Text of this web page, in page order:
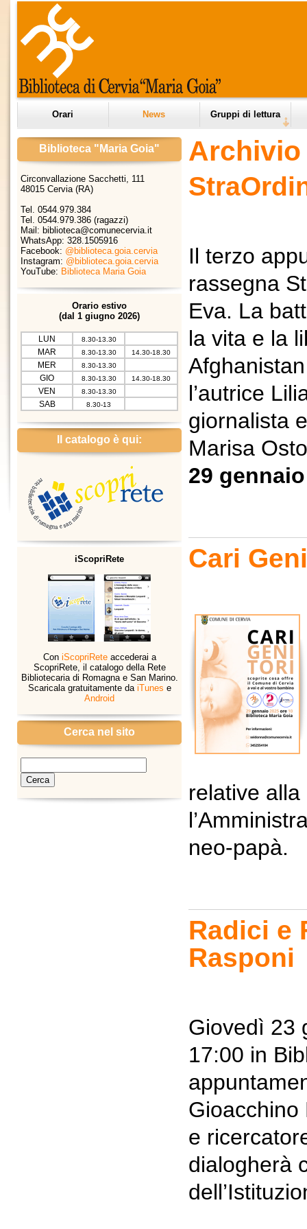
Orari News Gruppi di lettura
Biblioteca "Maria Goia"
Circonvallazione Sacchetti, 111
48015 Cervia (RA)
Tel. 0544.979.384
Tel. 0544.979.386 (ragazzi)
Mail: biblioteca@comunecervia.it
WhatsApp: 328.1505916
Facebook: @biblioteca.goia.cervia
Instagram: @biblioteca.goia.cervia
YouTube: Biblioteca Maria Goia
Orario estivo
(dal 1 giugno 2026)
LUN 8.30-13.30
MAR 8.30-13.30 14.30-18.30
MER 8.30-13.30
GIO 8.30-13.30 14.30-18.30
VEN 8.30-13.30
SAB 8.30-13
Il catalogo è qui:
iScopriRete
Con iScopriReteaccederai a
ScopriRete, il catalogo della Rete
Bibliotecaria di Romagna e San Marino.
Scaricala gratuitamente da iTunes e
Android
Cerca nel sito
Il terzo
rassegna
Eva. La
la vita e la
l’autrice
giornalista
Marisa
29
Cari
relative
neo-papà.
Radici e
Rasponi
Giovedì 23
17:00 in
Gioacchino
e
dialogherà